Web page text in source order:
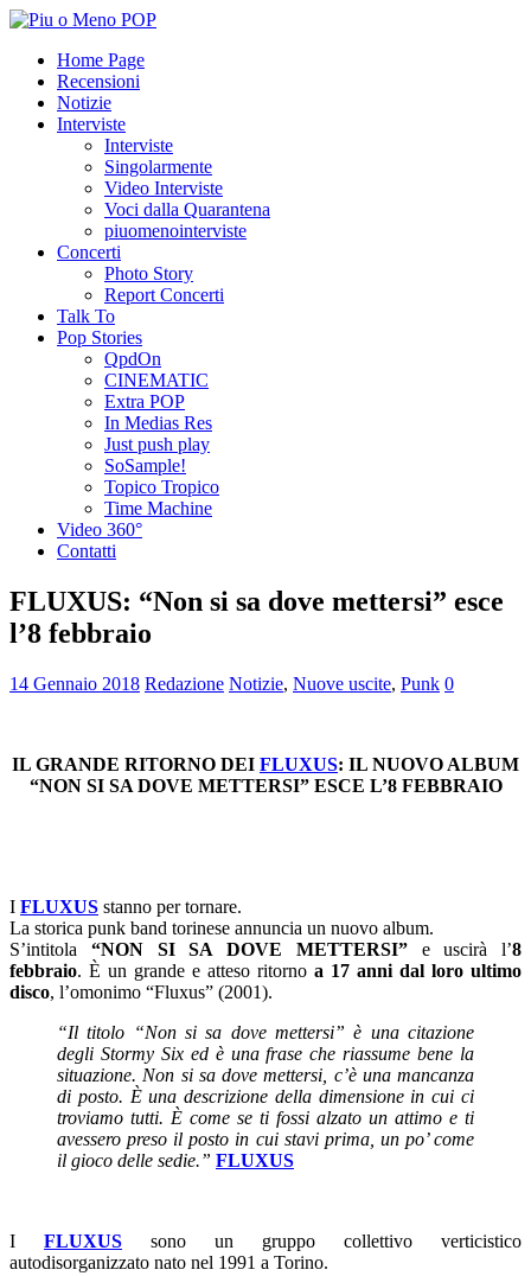
Home Page
Recensioni
Notizie
Interviste
Interviste
Singolarmente
Video Interviste
Voci dalla Quarantena
piuomenointerviste
Concerti
Photo Story
Report Concerti
Talk To
Pop Stories
QpdOn
CINEMATIC
Extra POP
In Medias Res
Just push play
SoSample!
Topico Tropico
Time Machine
Video 360°
Contatti
FLUXUS: “Non si sa dove mettersi” esce
l’8 febbraio
14 Gennaio 2018 Redazione Notizie, Nuove uscite, Punk 0
IL GRANDE RITORNO DEI FLUXUS: IL NUOVO ALBUM
“NON SI SA DOVE METTERSI” ESCE L’8 FEBBRAIO
I FLUXUS stanno per tornare.
La storica punk band torinese annuncia un nuovo album.
S’intitola “NON SI SA DOVE METTERSI”e uscirà l’8
febbraio. È un grande e atteso ritorno a 17 anni dal loro ultimo
disco, l’omonimo “Fluxus” (2001).
“Il titolo “Non si sa dove mettersi” è una citazione
degli Stormy Six ed è una frase che riassume bene la
situazione. Non si sa dove mettersi, c’è una mancanza
di posto. È una descrizione della dimensione in cui ci
troviamo tutti. È come se ti fossi alzato un attimo e ti
avessero preso il posto in cui stavi prima, un po’ come
il gioco delle sedie.” FLUXUS
I FLUXUS sono un gruppo collettivo verticistico
autodisorganizzato nato nel 1991 a Torino.